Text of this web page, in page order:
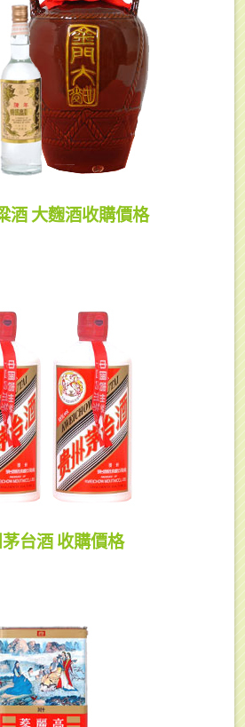
酒 大麴酒收購價格
台酒 收購價格